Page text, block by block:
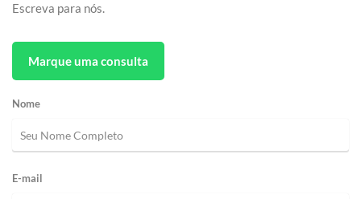
Escreva para nós.
Marque uma consulta
Nome
E-mail